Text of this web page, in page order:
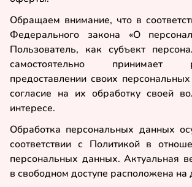
Обращаем внимание, что в
Федерального закона «О
Пользователь, как субъект
самостоятельно
предоставлении своих
согласие на их обработку своей
интересе.
Обработка персональных данных
соответствии с Политикой в
персональных данных. Актуальная
в свободном доступе расположена на